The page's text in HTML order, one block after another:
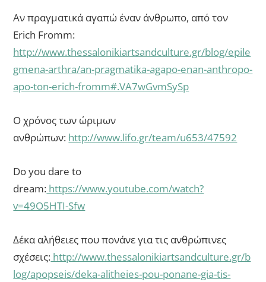
Αν πραγματικά αγαπώ έναν άνθρωπο, από τον
Erich Fromm:
http://www.thessalonikiartsandculture.gr/blog/epile
gmena-arthra/an-pragmatika-agapo-enan-anthropo-
apo-ton-erich-fromm#.VA7wGvmSySp
Ο χρόνος των ώριμων
ανθρώπων: http://www.lifo.gr/team/u653/47592
Do you dare to
dream: https://www.youtube.com/watch?
v=49O5HTI-Sfw
Δέκα αλήθειες που πονάνε για τις ανθρώπινες
σχέσεις: http://www.thessalonikiartsandculture.gr/b
log/apopseis/deka-alitheies-pou-ponane-gia-tis-